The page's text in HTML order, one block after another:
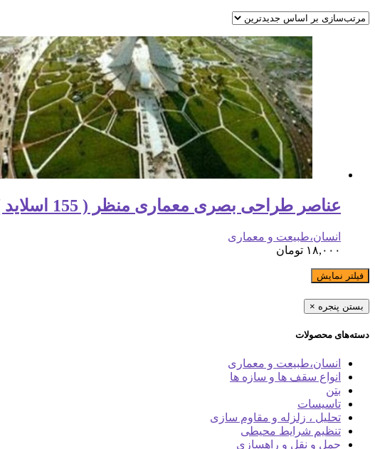
عناصر طراحی بصری معماری منظر ( 155 اسلاید )
انسان،طبیعت و معماری
۱۸,۰۰۰ تومان
فیلتر نمایش
بستن پنجره ×
دسته‌های محصولات
انسان،طبیعت و معماری
انواع سقف ها و سازه ها
بتن
تاسیسات
تحلیل ، زلزله و مقاوم سازی
تنظیم شرایط محیطی
حمل و نقل و راهسازی